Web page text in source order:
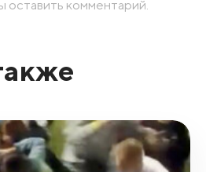
оставить комментарий.